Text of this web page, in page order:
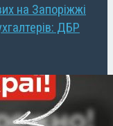
на Запоріжжі
ДБР